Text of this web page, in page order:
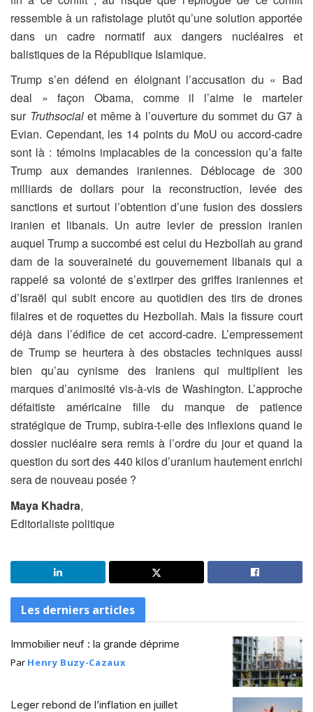
ressemble à un rafistolage plutôt qu’une solution apportée
dans un cadre normatif aux dangers nucléaires et
balistiques de la République Islamique.
Trump s’en défend en éloignant l’accusation du « Bad
deal » façon Obama, comme il l’aime le marteler
sur Truthsocialet même à l’ouverture du sommet du G7 à
Evian. Cependant, les 14 points du MoU ou accord-cadre
sont là : témoins implacables de la concession qu’a faite
Trump aux demandes iraniennes. Déblocage de 300
milliards de dollars pour la reconstruction, levée des
sanctions et surtout l’obtention d’une fusion des dossiers
iranien et libanais. Un autre levier de pression iranien
auquel Trump a succombé est celui du Hezbollah au grand
dam de la souveraineté du gouvernement libanais qui a
rappelé sa volonté de s’extirper des griffes iraniennes et
d’Israël qui subit encore au quotidien des tirs de drones
filaires et de roquettes du Hezbollah. Mais la fissure court
déjà dans l’édifice de cet accord-cadre. L’empressement
de Trump se heurtera à des obstacles techniques aussi
bien qu’au cynisme des Iraniens qui multiplient les
marques d’animosité vis-à-vis de Washington. L’approche
défaitiste américaine fille du manque de patience
stratégique de Trump, subira-t-elle des inflexions quand le
dossier nucléaire sera remis à l’ordre du jour et quand la
question du sort des 440 kilos d’uranium hautement enrichi
sera de nouveau posée ?
Maya Khadra,
Editorialiste politique
Les derniers articles
Immobilier neuf : la grande déprime
Par Henry Buzy-Cazaux
Leger rebond de l’inflation en juillet